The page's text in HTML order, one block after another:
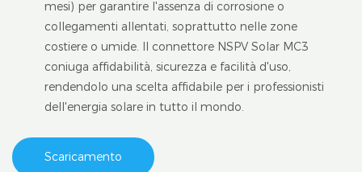
mesi) per garantire l'assenza di corrosione o
collegamenti allentati, soprattutto nelle zone
costiere o umide. Il connettore NSPV Solar MC3
coniuga affidabilità, sicurezza e facilità d'uso,
rendendolo una scelta affidabile per i professionisti
dell'energia solare in tutto il mondo.
Scaricamento